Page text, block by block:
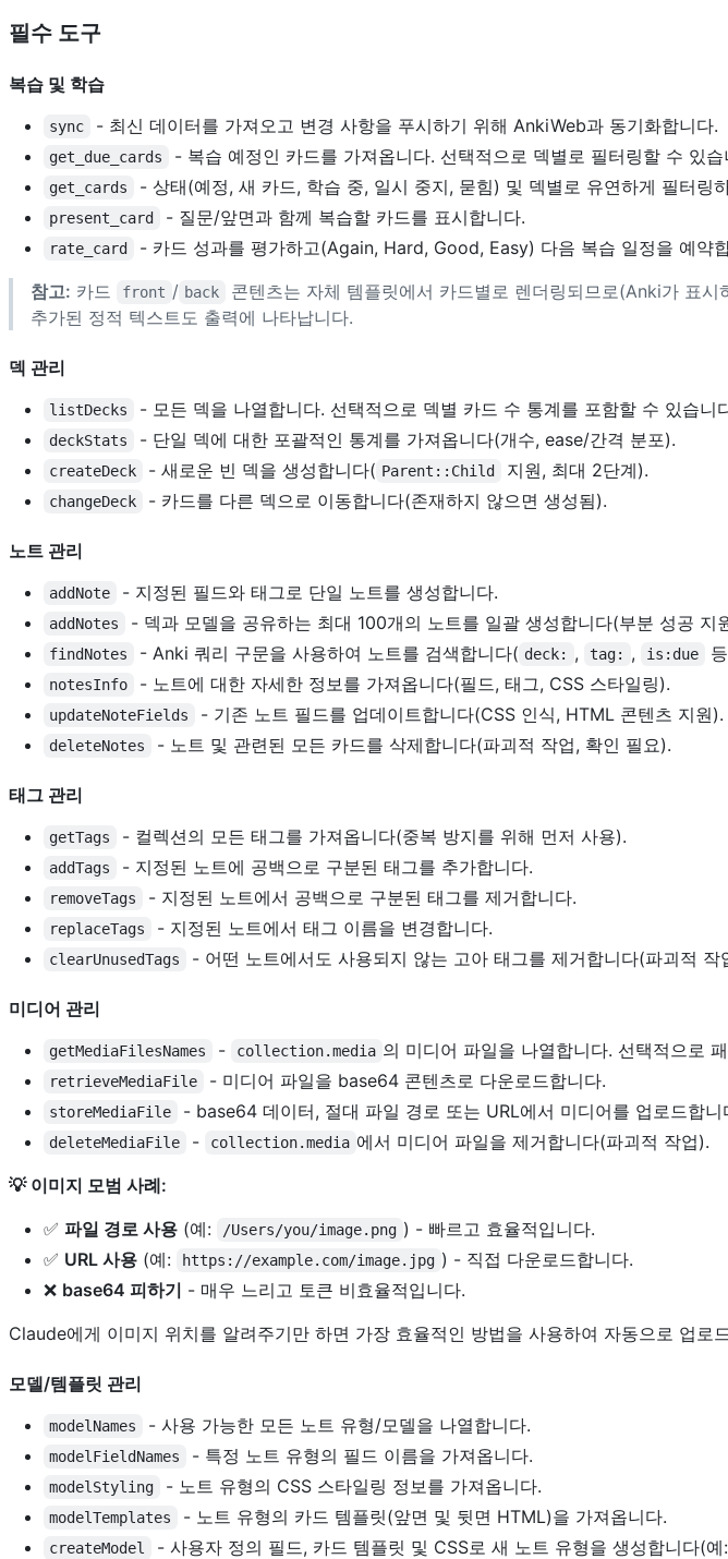
필수 도구
복습 및 학습
sync - 최신 데이터를 가져오고 변경 사항을 푸시하기 위해 AnkiWeb과 동기화합니다.
get_due_cards - 복습 예정인 카드를 가져옵니다. 선택적으로 덱별로 필터링할 수 있습
get_cards - 상태(예정, 새 카드, 학습 중, 일시 중지, 묻힘) 및 덱별로 유연하게 필터링
present_card - 질문/앞면과 함께 복습할 카드를 표시합니다.
rate_card
- 카드 성과를 평가하고(Again, Hard, Good, Easy) 다음 복습 일정을 예약
참고: 카드 front / back
콘텐츠는 자체 템플릿에서 카드별로 렌더링되므로(Anki가 표
추가된 정적 텍스트도 출력에 나타납니다.
덱 관리
listDecks - 모든 덱을 나열합니다. 선택적으로 덱별 카드 수 통계를 포함할 수 있습니
deckStats - 단일 덱에 대한 포괄적인 통계를 가져옵니다(개수, ease/간격 분포).
createDeck - 새로운 빈 덱을 생성합니다( Parent::Child 지원, 최대 2단계).
changeDeck - 카드를 다른 덱으로 이동합니다(존재하지 않으면 생성됨).
노트 관리
addNote - 지정된 필드와 태그로 단일 노트를 생성합니다.
addNotes - 덱과 모델을 공유하는 최대 100개의 노트를 일괄 생성합니다(부분 성공 지
findNotes - Anki 쿼리 구문을 사용하여 노트를 검색합니다( deck: , tag: , is:due
notesInfo - 노트에 대한 자세한 정보를 가져옵니다(필드, 태그, CSS 스타일링).
updateNoteFields - 기존 노트 필드를 업데이트합니다(CSS 인식, HTML 콘텐츠 지원).
deleteNotes - 노트 및 관련된 모든 카드를 삭제합니다(파괴적 작업, 확인 필요).
태그 관리
getTags - 컬렉션의 모든 태그를 가져옵니다(중복 방지를 위해 먼저 사용).
addTags - 지정된 노트에 공백으로 구분된 태그를 추가합니다.
removeTags - 지정된 노트에서 공백으로 구분된 태그를 제거합니다.
replaceTags - 지정된 노트에서 태그 이름을 변경합니다.
clearUnusedTags - 어떤 노트에서도 사용되지 않는 고아 태그를 제거합니다(파괴적 작
미디어 관리
getMediaFilesNames - collection.media 의 미디어 파일을 나열합니다. 선택적으로
retrieveMediaFile - 미디어 파일을 base64 콘텐츠로 다운로드합니다.
storeMediaFile - base64 데이터, 절대 파일 경로 또는 URL에서 미디어를 업로드합니
deleteMediaFile - collection.media 에서 미디어 파일을 제거합니다(파괴적 작업).
💡 이미지 모범 사례:
✅ 파일 경로 사용 (예: /Users/you/image.png ) - 빠르고 효율적입니다.
✅ URL 사용 (예: https://example.com/image.jpg ) - 직접 다운로드합니다.
❌ base64 피하기 - 매우 느리고 토큰 비효율적입니다.
Claude에게 이미지 위치를 알려주기만 하면 가장 효율적인 방법을 사용하여 자동으로 업로
모델/템플릿 관리
modelNames - 사용 가능한 모든 노트 유형/모델을 나열합니다.
modelFieldNames - 특정 노트 유형의 필드 이름을 가져옵니다.
modelStyling - 노트 유형의 CSS 스타일링 정보를 가져옵니다.
modelTemplates - 노트 유형의 카드 템플릿(앞면 및 뒷면 HTML)을 가져옵니다.
createModel - 사용자 정의 필드, 카드 템플릿 및 CSS로 새 노트 유형을 생성합니다(예